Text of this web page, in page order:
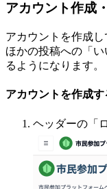
アカウント作成
アカウントを作成し
ほかの投稿への「
るようになります。
アカウントを作成す
ヘッダーの「